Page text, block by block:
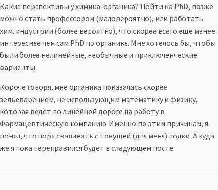
Какие перспективы у химика-органика? Пойти на PhD, позже
можно стать профессором (маловероятно), или работать
хим. индустрии (более вероятно), что скорее всего еще менее
интереснее чем сам PhD по органике. Мне хотелось бы, чтобы
были более нелинейные, необычные и приключенческие
варианты.
Короче говоря, мне органика показалась скорее
зельеварением, не использующим математику и физику,
которая ведет по линейной дороге на работу в
Фармацевтическую компанию. Именно по этим причинам, я
понял, что пора сваливать с тонущей (для меня) лодки. А куда
же я пока переправился будет в следующем посте.